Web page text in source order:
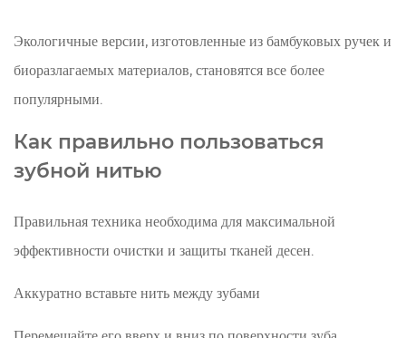
Экологичные версии, изготовленные из бамбуковых ручек и
биоразлагаемых материалов, становятся все более
популярными.
Как правильно пользоваться
зубной нитью
Правильная техника необходима для максимальной
эффективности очистки и защиты тканей десен.
Аккуратно вставьте нить между зубами